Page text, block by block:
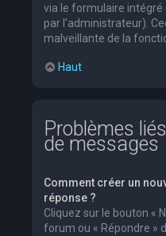
via le formulaire
par l’administrateur).
malveillante de la
Haut
Problèmes
de messages
Comment créer un
réponse ?
Cliquez sur le bouton «
forum ou « Répondre »